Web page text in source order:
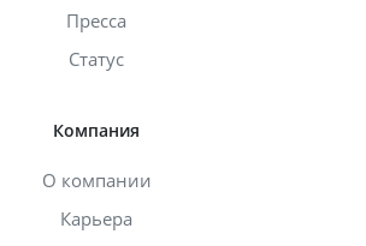
Пресса
Статус
Компания
О компании
Карьера